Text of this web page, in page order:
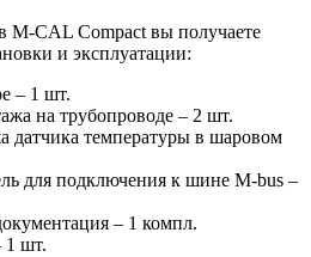
M-CAL Compact вы получаете
и эксплуатации:
– 1 шт.
на трубопроводе – 2 шт.
датчика температуры в шаровом
для подключения к шине M-bus –
– 1 компл.
1 шт.